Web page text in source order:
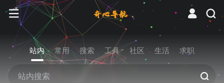
站内 常用 搜索 工具 社区 生活 求职